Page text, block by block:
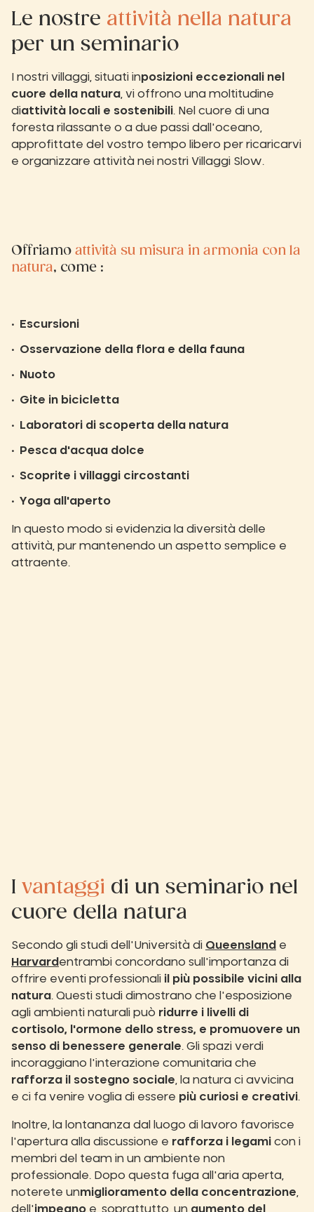
Le nostre attività nella natura
per un seminario
I nostri villaggi, situati inposizioni eccezionali nel
cuore della natura, vi offrono una moltitudine
diattività locali e sostenibili. Nel cuore di una
foresta rilassante o a due passi dall'oceano,
approfittate del vostro tempo libero per ricaricarvi
e organizzare attività nei nostri Villaggi Slow.
Offriamo attività su misura in armonia con la
natura, come :
Escursioni
Osservazione della flora e della fauna
Nuoto
Gite in bicicletta
Laboratori di scoperta della natura
Pesca d'acqua dolce
Scoprite i villaggi circostanti
Yoga all'aperto
In questo modo si evidenzia la diversità delle
attività, pur mantenendo un aspetto semplice e
attraente.
vantaggi di un seminario nel
cuore della natura
Secondo gli studi dell'Università di Queensland e
Harvard entrambi concordano sull'importanza di
offrire eventi professionali il più possibile vicini alla
natura. Questi studi dimostrano che l'esposizione
agli ambienti naturali può ridurre i livelli di
cortisolo, l'ormone dello stress, e promuovere un
senso di benessere generale. Gli spazi verdi
incoraggiano l'interazione comunitaria che
rafforza il sostegno sociale , la natura ci avvicina
e ci fa venire voglia di essere più curiosi e creativi.
Inoltre, la lontananza dal luogo di lavoro favorisce
l'apertura alla discussione e rafforza i legami con i
membri del team in un ambiente non
professionale. Dopo questa fuga all'aria aperta,
noterete unmiglioramento della concentrazione
dell'impegno e, soprattutto, un aumento del